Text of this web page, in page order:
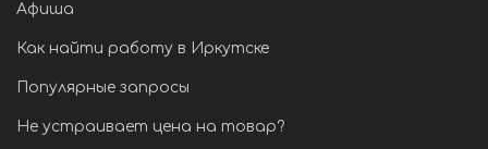
Афиша
Как найти работу в Иркутске
Популярные запросы
Не устраивает цена на товар?